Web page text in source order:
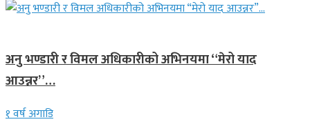
अनु भण्डारी र विमल अधिकारीको अभिनयमा “मेरो याद
आउन्नर”…
१ वर्ष अगाडि